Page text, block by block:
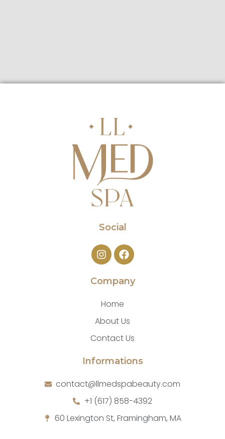
Social
Company
Home
About Us
Contact Us
Informations
contact@llmedspabeauty.com
+1 (617) 858-4392
60 Lexington St, Framingham, MA